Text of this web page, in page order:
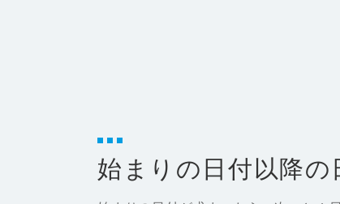
始まりの日付以降の